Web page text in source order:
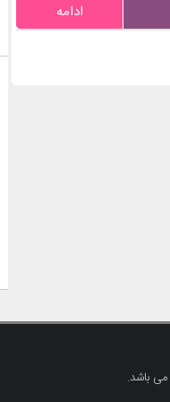
ادامه
می باشد.